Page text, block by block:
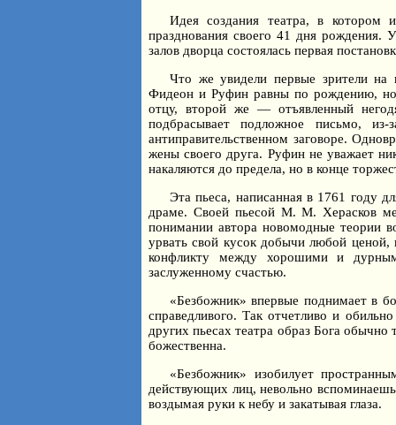
Идея создания театра, в
празднования своего 41 дня
залов дворца состоялась первая
Что же увидели первые зрители на
Фидеон и Руфин равны по рождению, но
отцу, второй же — отъявленный
подбрасывает подложное письмо,
антиправительственном заговоре.
жены своего друга. Руфин не уважает
накаляются до предела, но в конце
Эта пьеса, написанная в 1761 году
драме. Своей пьесой М. М. Херасков
понимании автора новомодные теории
урвать свой кусок добычи любой ценой,
конфликту между хорошими и
заслуженному счастью.
«Безбожник» впервые поднимает в
справедливого. Так отчетливо и
других пьесах театра образ Бога
божественна.
«Безбожник» изобилует
действующих лиц, невольно
воздымая руки к небу и закатывая глаза.